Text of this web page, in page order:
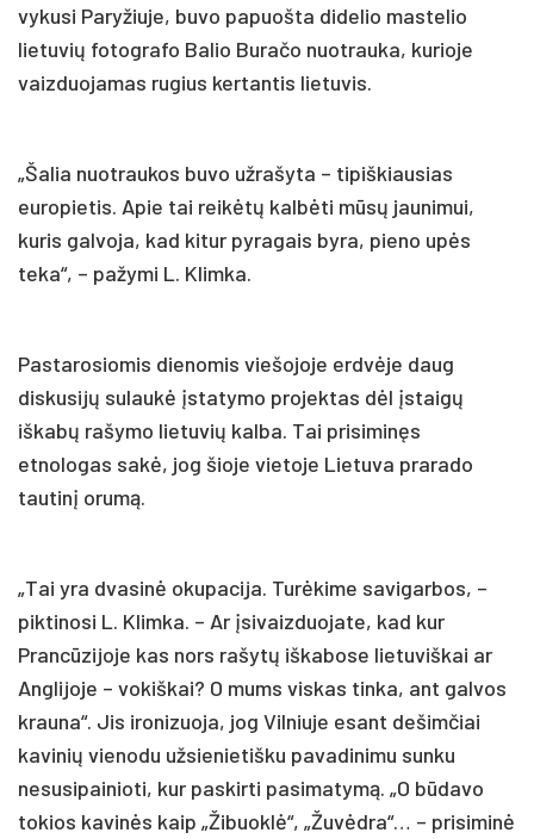
vykusi Paryžiuje, buvo papuošta didelio mastelio
lietuvių fotografo Balio Buračo nuotrauka, kurioje
vaizduojamas rugius kertantis lietuvis.
„Šalia nuotraukos buvo užrašyta – tipiškiausias
europietis. Apie tai reikėtų kalbėti mūsų jaunimui,
kuris galvoja, kad kitur pyragais byra, pieno upės
teka“, – pažymi L. Klimka.
Pastarosiomis dienomis viešojoje erdvėje daug
diskusijų sulaukė įstatymo projektas dėl įstaigų
iškabų rašymo lietuvių kalba. Tai prisiminęs
etnologas sakė, jog šioje vietoje Lietuva prarado
tautinį orumą.
„Tai yra dvasinė okupacija. Turėkime savigarbos, –
piktinosi L. Klimka. – Ar įsivaizduojate, kad kur
Prancūzijoje kas nors rašytų iškabose lietuviškai ar
Anglijoje – vokiškai? O mums viskas tinka, ant galvos
krauna“. Jis ironizuoja, jog Vilniuje esant dešimčiai
kavinių vienodu užsienietišku pavadinimu sunku
nesusipainioti, kur paskirti pasimatymą. „O būdavo
tokios kavinės kaip „Žibuoklė“, „Žuvėdra“… – prisiminė